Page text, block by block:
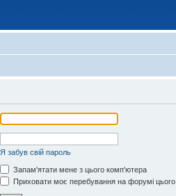
Я забув свій пароль
Запам'ятати мене з цього комп'ютера
Приховати моє перебування на форумі